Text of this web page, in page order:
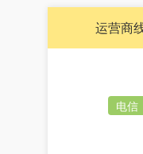
运营商
电信